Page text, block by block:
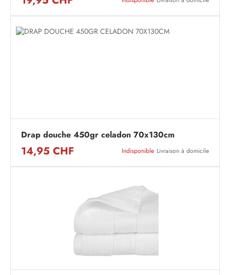
Drap douche 450gr celadon 70x130cm
14,95 CHF Indisponible Livraison à domicile